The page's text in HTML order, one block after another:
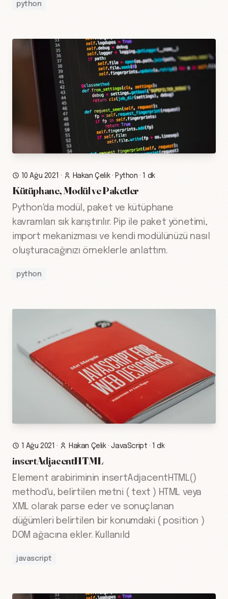
python
10 Ağu 2021 · Hakan Çelik· Python · 1 dk
Kütüphane, Modül ve Paketler
Python'da modül, paket ve kütüphane
kavramları sık karıştırılır. Pip ile paket yönetimi,
import mekanizması ve kendi modülünüzü nasıl
oluşturacağınızı örneklerle anlattım.
python
1 Ağu 2021 · Hakan Çelik·JavaScript · 1 dk
insertAdjacentHTML
Element arabiriminin insertAdjacentHTML()
method'u, belirtilen metni ( text ) HTML veya
XML olarak parse eder ve sonuçlanan
düğümleri belirtilen bir konumdaki ( position )
DOM ağacına ekler. Kullanıld
javascript